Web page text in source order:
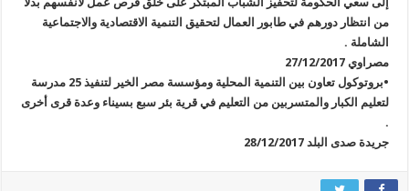
من انتظار دورهم في طابور العمال لتحقيق التنمية الاقتصادية والاجتماعية
الشاملة .
مصراوي 27/12/2017
•بروتوكول تعاون بين التنمية المحلية ومؤسسة مصر الخير لتنفيذ 25 مدرسة
لتعليم الكبار والمتسربين من التعليم في قرية بئر سبع بسيناء وعدة قرى أخرى
.
جريدة صدى البلد 28/12/2017